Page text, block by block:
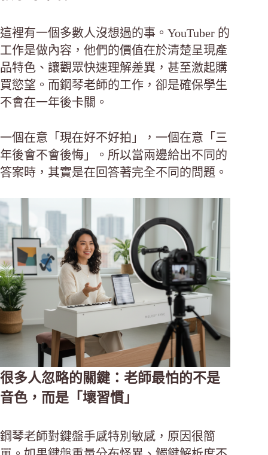
這裡有一個多數人沒想過的事。YouTuber 的
工作是做內容，他們的價值在於清楚呈現產
品特色、讓觀眾快速理解差異，甚至激起購
買慾望。而鋼琴老師的工作，卻是確保學生
不會在一年後卡關。
一個在意「現在好不好拍」，一個在意「三
年後會不會後悔」。所以當兩邊給出不同的
答案時，其實是在回答著完全不同的問題。
很多人忽略的關鍵：老師最怕的不是
音色，而是「壞習慣」
鋼琴老師對鍵盤手感特別敏感，原因很簡